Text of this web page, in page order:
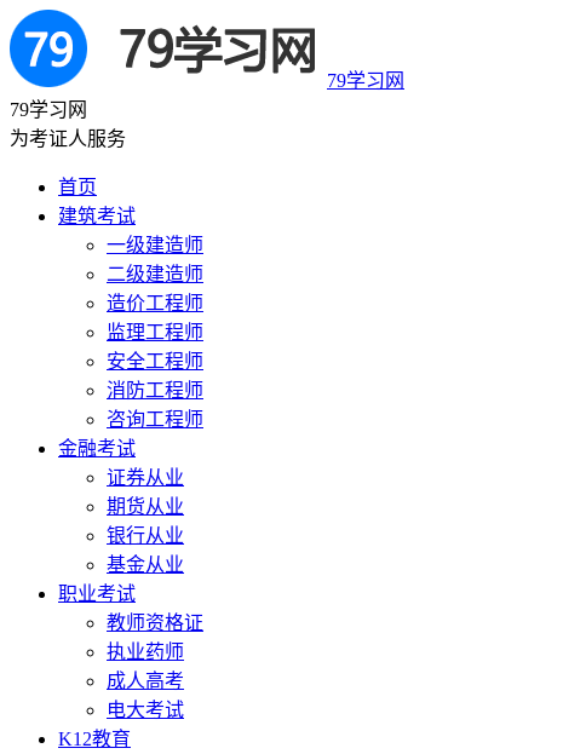
79学习网
79学习网
为考证人服务
首页
建筑考试
一级建造师
二级建造师
造价工程师
监理工程师
安全工程师
消防工程师
咨询工程师
金融考试
证券从业
期货从业
银行从业
基金从业
职业考试
教师资格证
执业药师
成人高考
电大考试
K12教育